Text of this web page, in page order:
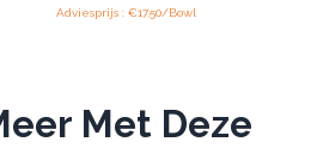
Adviesprijs : €17.50/Bowl
Met Deze